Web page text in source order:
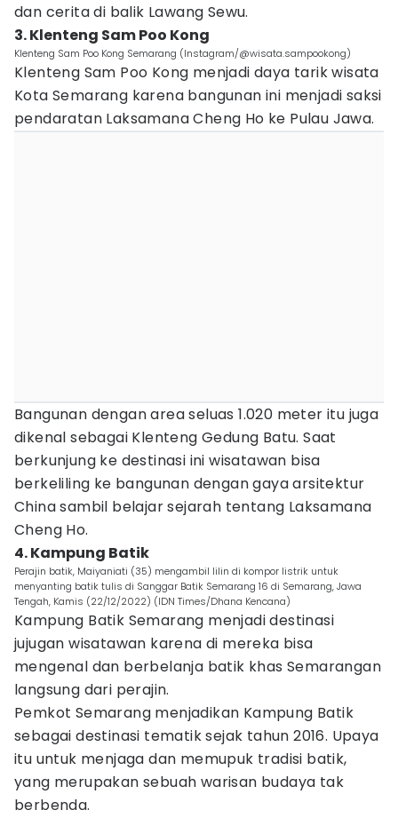
dan cerita di balik Lawang Sewu.
3. Klenteng Sam Poo Kong
Klenteng Sam Poo Kong Semarang (Instagram/@wisata.sampookong)
Klenteng Sam Poo Kong menjadi daya tarik wisata
Kota Semarang karena bangunan ini menjadi saksi
pendaratan Laksamana Cheng Ho ke Pulau Jawa.
Bangunan dengan area seluas 1.020 meter itu juga
dikenal sebagai Klenteng Gedung Batu. Saat
berkunjung ke destinasi ini wisatawan bisa
berkeliling ke bangunan dengan gaya arsitektur
China sambil belajar sejarah tentang Laksamana
Cheng Ho.
4. Kampung Batik
Perajin batik, Maiyaniati (35) mengambil lilin di kompor listrik untuk
menyanting batik tulis di Sanggar Batik Semarang 16 di Semarang, Jawa
Tengah, Kamis (22/12/2022) (IDN Times/Dhana Kencana)
Kampung Batik Semarang menjadi destinasi
jujugan wisatawan karena di mereka bisa
mengenal dan berbelanja batik khas Semarangan
langsung dari perajin.
Pemkot Semarang menjadikan Kampung Batik
sebagai destinasi tematik sejak tahun 2016. Upaya
itu untuk menjaga dan memupuk tradisi batik,
yang merupakan sebuah warisan budaya tak
berbenda.